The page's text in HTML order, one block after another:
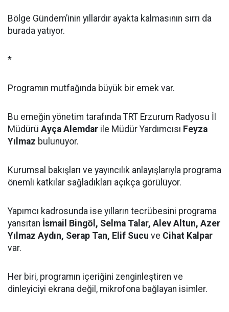
Bölge Gündem’inin yıllardır ayakta kalmasının sırrı da
burada yatıyor.
*
Programın mutfağında büyük bir emek var.
Bu emeğin yönetim tarafında TRT Erzurum Radyosu İl
Müdürü Ayça Alemdar ile Müdür Yardımcısı Feyza
Yılmaz bulunuyor.
Kurumsal bakışları ve yayıncılık anlayışlarıyla programa
önemli katkılar sağladıkları açıkça görülüyor.
Yapımcı kadrosunda ise yılların tecrübesini programa
yansıtan İsmail Bingöl, Selma Talar, Alev Altun, Azer
Yılmaz Aydın, Serap Tan, Elif Sucu ve Cihat Kalpar
var.
Her biri, programın içeriğini zenginleştiren ve
dinleyiciyi ekrana değil, mikrofona bağlayan isimler.